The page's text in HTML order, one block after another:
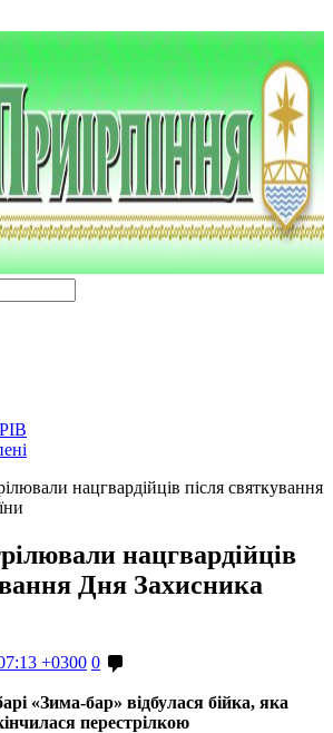
нацгвардійців після святкування
нацгвардійців
Дня Захисника
+0300 0
«Зима-бар» відбулася бійка, яка
перестрілкою